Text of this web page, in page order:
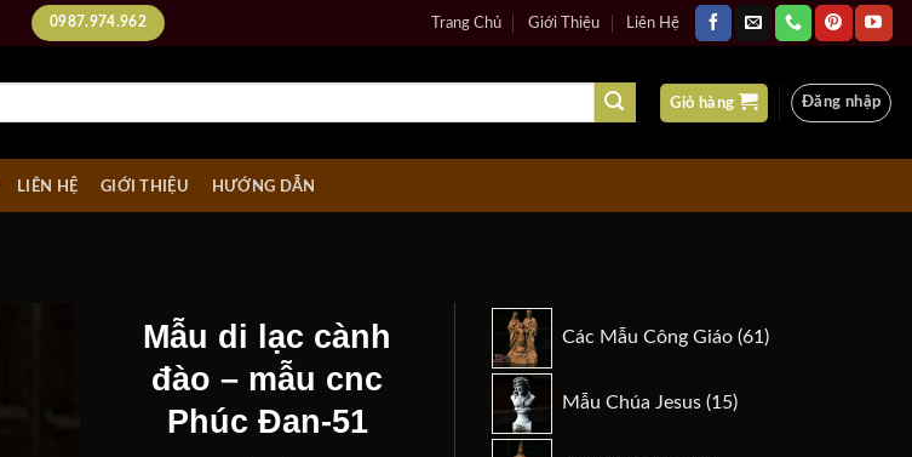
0987.974.962 Trang Chủ Giới Thiệu Liên Hệ
Giỏ hàng Đăng nhập
LIÊN HỆ GIỚI THIỆU HƯỚNG DẪN
Mẫu di lạc cành
đào – mẫu cnc
Phúc Đan-51
Các Mẫu Công Giáo 61
sản
Mẫu Chúa Jesus 15
sản